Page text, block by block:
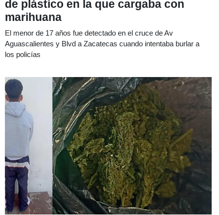
de plástico en la que cargaba con
marihuana
El menor de 17 años fue detectado en el cruce de Av
Aguascalientes y Blvd a Zacatecas cuando intentaba burlar a
los policías